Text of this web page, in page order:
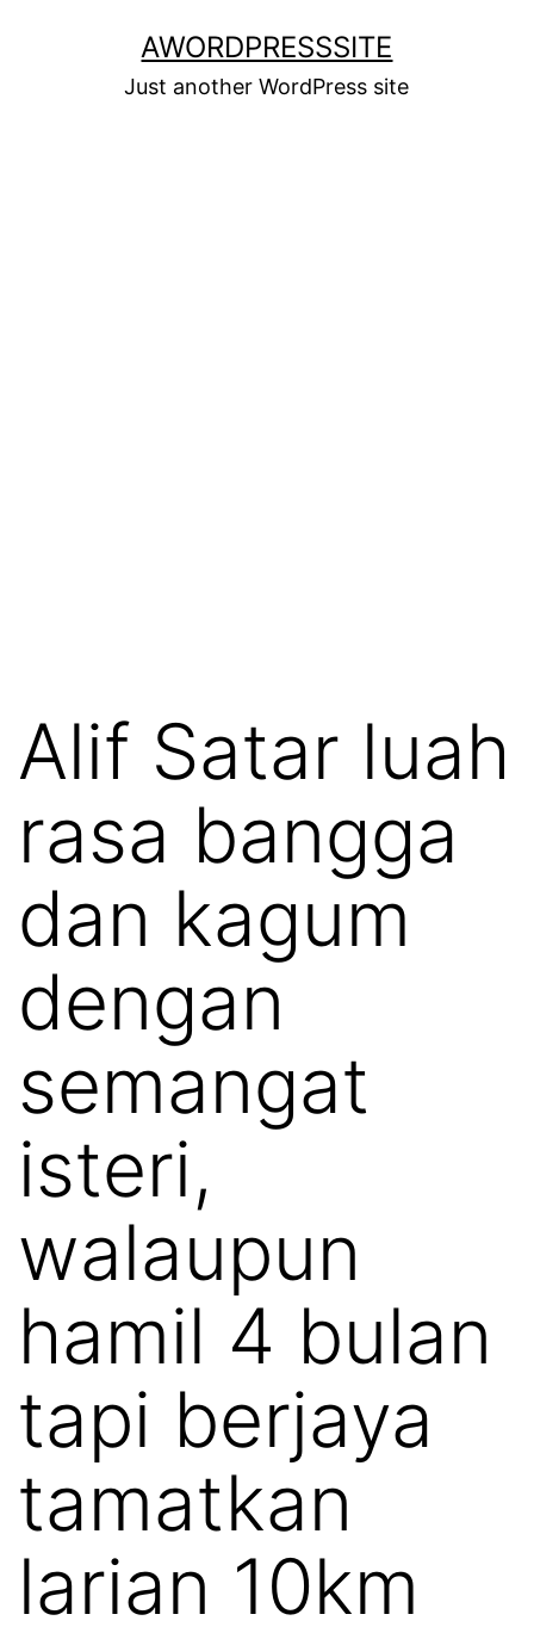
AWORDPRESSSITE
Just another WordPress site
Alif Satar luah
rasa bangga
dan kagum
dengan
semangat
isteri,
walaupun
hamil 4 bulan
tapi berjaya
tamatkan
larian 10km